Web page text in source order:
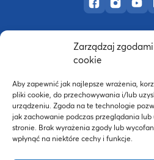
Zarządzaj
cookie
Aby zapewnić jak najlepsze wrażenia,
pliki cookie, do przechowywania i/lub
urządzeniu. Zgoda na te technologie
jak zachowanie podczas przeglądania
stronie. Brak wyrażenia zgody lub
wpłynąć na niektóre cechy i funkcje.
OfficialOfficial
Akademia Wychowania
Wykonanie: nFinity.pl